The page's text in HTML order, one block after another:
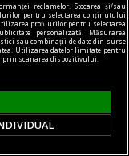
la New
reclamelor. Stocarea și/sau
pentru selectarea conținutului
profilurilor pentru selectarea
personalizată. Măsurarea
sau combinații de date din surse
Utilizarea datelor limitate pentru
prin scanarea dispozitivului.